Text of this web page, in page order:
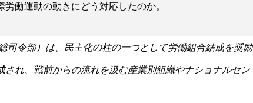
働運動の動きにどう対応したのか。
司令部）は、民主化の柱の一つとして労働組合結成を奨励
され、戦前からの流れを汲む産業別組織やナショナルセン